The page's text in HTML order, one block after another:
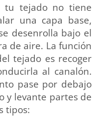
tu tejado no tiene
una capa base,
desenrolla bajo el
de aire. La función
tejado es recoger
al canalón.
pase por debajo
y levante partes de
tipos: